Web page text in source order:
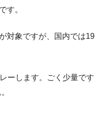
す。
対象ですが、国内では19
ーします。ごく少量です